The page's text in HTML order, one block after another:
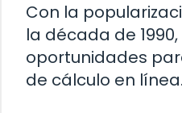
Con la
la década de
oportunidades
de cálculo en línea.